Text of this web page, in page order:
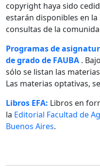
copyright haya sido
estarán disponibles en
consultas de la
Programas de
de grado de FAUBA .
sólo se listan las
Las materias optativas,
Libros EFA: Libros en
la Editorial Facultad de
Buenos Aires.